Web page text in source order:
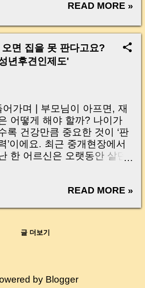
It Safe If the Seller Has a
Mistakes to Avoid MoneyLog
시 이런 생각 해보신 적 있으
… 그냥 돈 보내고 끝나는 거 아
현장에서 보면 전혀 그렇지 않
‘서류 몇 장 처리하는 날’이 아
는 순간 입니다. 실제로 제가
었던 일입니다. 금요일 오후 3
막혀 송금이 멈췄고 그 자리에
뻔한 아찔한 상황이 있었습니
이렇게 말씀하십니다. “내 대출
로 안 들어오죠?” “매도인이 대
몰라서 생기는 걱정입니다. 그래
에 실제로 돈이 어떻게 움직이
는지, 그리고 무엇을 꼭 준비
글 하나만 제대로 이해하시면,
“Closing day…...
READ MORE »
면 집을 못 판다고요?
년후견인제도'
어가며 | 부모님이 아프면, 재
어떻게 해야 할까? 나이가
록 건강만큼 중요한 것이 ‘판
’이에요. 최근 중개현장에서
한 어르신은 오랫동안 살던
이 어려워져 거래가 중단되
으로 본인 의사 확인이 불가능
도’ 가 존재하지만, 막상 이 제
를 알고 준비하는 분들은 많지
READ MORE »
글 더보기
by Blogger